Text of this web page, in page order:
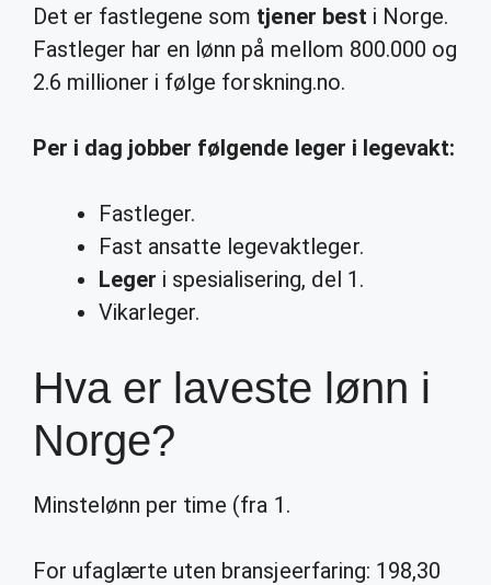
Det er fastlegene som tjener best i Norge.
Fastleger har en lønn på mellom 800.000 og
2.6 millioner i følge forskning.no.
Per i dag jobber følgende leger i legevakt:
Fastleger.
Fast ansatte legevaktleger.
Leger i spesialisering, del 1.
Vikarleger.
Hva er laveste lønn i
Norge?
Minstelønn per time (fra 1.
For ufaglærte uten bransjeerfaring: 198,30